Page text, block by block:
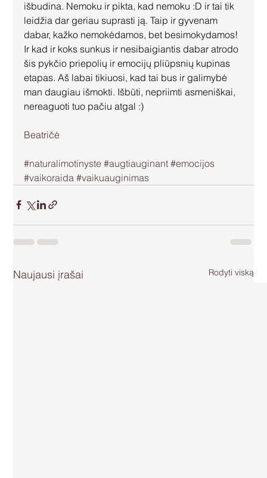
išbudina. Nemoku ir pikta, kad nemoku :D ir tai tik
leidžia dar geriau suprasti ją. Taip ir gyvenam
dabar, kažko nemokėdamos, bet besimokydamos!
Ir kad ir koks sunkus ir nesibaigiantis dabar atrodo
šis pykčio priepolių ir emocijų pliūpsnių kupinas
etapas. Aš labai tikiuosi, kad tai bus ir galimybė
man daugiau išmokti. Išbūti, nepriimti asmeniškai,
nereaguoti tuo pačiu atgal :)
Beatričė
#naturalimotinyste #augtiauginant #emocijos
#vaikoraida #vaikuauginimas
Naujausi įrašai Rodyti viską